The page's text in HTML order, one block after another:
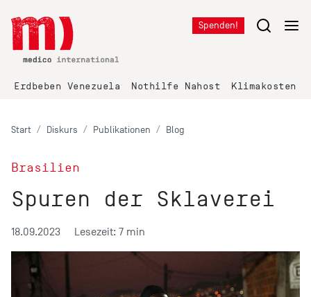
Spenden!
Erdbeben Venezuela Nothilfe Nahost Klimakosten
Start Diskurs Publikationen Blog
Brasilien
Spuren der Sklaverei
18.09.2023 Lesezeit: 7 min